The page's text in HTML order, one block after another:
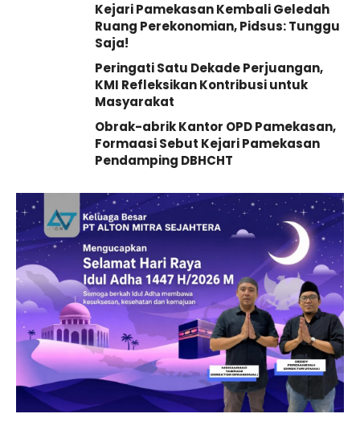
Kejari Pamekasan Kembali Geledah
Ruang Perekonomian, Pidsus: Tunggu
Saja!
Peringati Satu Dekade Perjuangan,
KMI Refleksikan Kontribusi untuk
Masyarakat
Obrak-abrik Kantor OPD Pamekasan,
Formaasi Sebut Kejari Pamekasan
Pendamping DBHCHT